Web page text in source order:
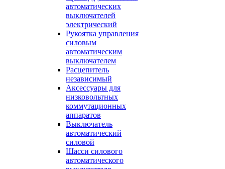
автоматических
выключателей
электрический
Рукоятка управления
силовым
автоматическим
выключателем
Расцепитель
независимый
Аксессуары для
низковольтных
коммутационных
аппаратов
Выключатель
автоматический
силовой
Шасси силового
автоматического